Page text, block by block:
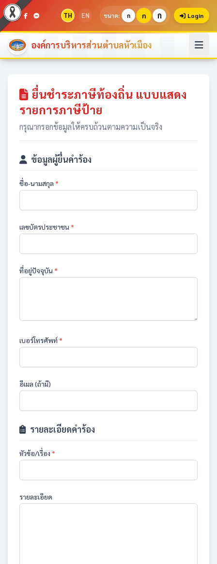
TH EN ขนาด: ก ก ก Login
องค์การบริหารส่วนตำบลหัวเมือง
ยื่นชำระภาษีท้องถิ่น แบบแสดง
รายการภาษีป้าย
กรุณากรอกข้อมูลให้ครบถ้วนตามความเป็นจริง
ข้อมูลผู้ยื่นคำร้อง
ชื่อ-นามสกุล *
เลขบัตรประชาชน *
ที่อยู่ปัจจุบัน *
เบอร์โทรศัพท์ *
อีเมล (ถ้ามี)
รายละเอียดคำร้อง
หัวข้อ/เรื่อง *
รายละเอียด